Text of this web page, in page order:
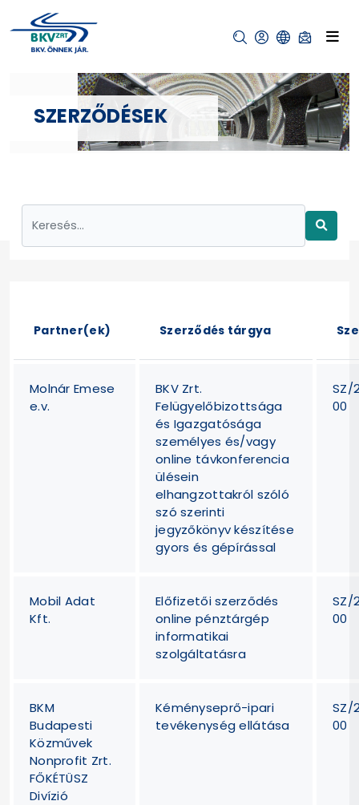
SZERZŐDÉSEK
Partner(ek) Szerződés tárgya
Molnár Emese
e.v.
BKV Zrt.
Felügyelőbizottsága
és Igazgatósága
személyes és/vagy
online távkonferencia
ülésein
elhangzottakról szóló
szó szerinti
jegyzőkönyv készítése
gyors és gépírással
SZ/
00
Mobil Adat
Kft.
Előfizetői szerződés
online pénztárgép
informatikai
szolgáltatásra
SZ/
00
BKM
Budapesti
Közművek
Nonprofit Zrt.
FŐKÉTÜSZ
Divízió
Kéményseprő-ipari
tevékenység ellátása
SZ/
00